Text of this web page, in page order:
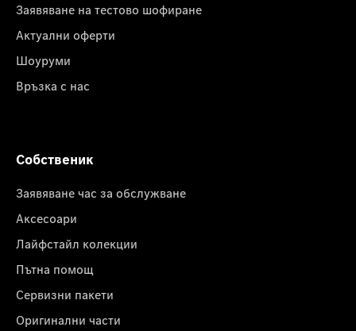
Заявяване на тестово шофиране
Актуални оферти
Шоуруми
Връзка с нас
Собственик
Заявяване час за обслужване
Аксесоари
Лайфстайл колекции
Пътна помощ
Сервизни пакети
Оригинални части